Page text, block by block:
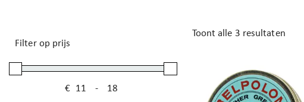
Filter op prijs
€ Minimale prijs
-
Maximale prijs
Toont alle 3 resultaten